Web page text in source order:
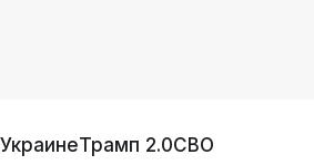
Трамп 2.0СВО